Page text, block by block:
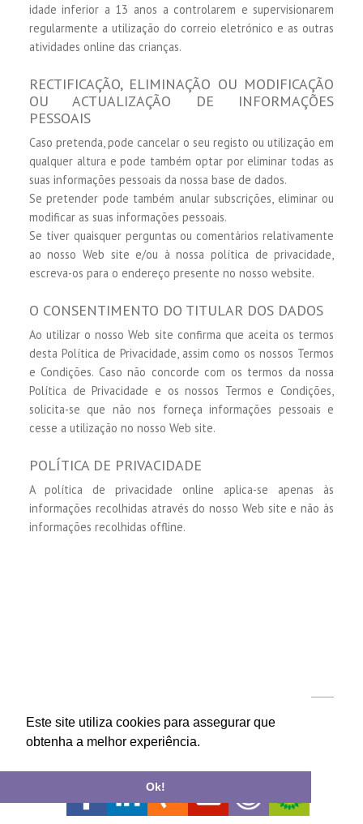
Este site utiliza cookies para assegurar que
obtenha a melhor experiência.
Ok!
idade inferior a 13 anos a controlarem e supervisionarem
regularmente a utilização do correio eletrónico e as outras
atividades online das crianças.
RECTIFICAÇÃO, ELIMINAÇÃO OU MODIFICAÇÃO
OU ACTUALIZAÇÃO DE INFORMAÇÕES
PESSOAIS
Caso pretenda, pode cancelar o seu registo ou utilização em
qualquer altura e pode também optar por eliminar todas as
suas informações pessoais da nossa base de dados.
Se pretender pode também anular subscrições, eliminar ou
modificar as suas informações pessoais.
Se tiver quaisquer perguntas ou comentários relativamente
ao nosso Web site e/ou à nossa política de privacidade,
escreva-os para o endereço presente no nosso website.
O CONSENTIMENTO DO TITULAR DOS DADOS
Ao utilizar o nosso Web site confirma que aceita os termos
desta Política de Privacidade, assim como os nossos Termos
e Condições. Caso não concorde com os termos da nossa
Política de Privacidade e os nossos Termos e Condições,
solicita-se que não nos forneça informações pessoais e
cesse a utilização no nosso Web site.
POLÍTICA DE PRIVACIDADE
A política de privacidade online aplica-se apenas às
informações recolhidas através do nosso Web site e não às
informações recolhidas offline.
REGIME GERAL DE PROTEÇÃO DE
DENUNCIANTES
POLÍTICA DE PRIVACIDADE